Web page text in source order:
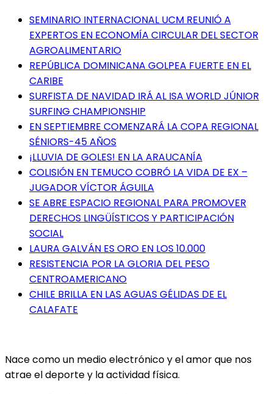
SEMINARIO INTERNACIONAL UCM REUNIÓ A
EXPERTOS EN ECONOMÍA CIRCULAR DEL SECTOR
AGROALIMENTARIO
REPÚBLICA DOMINICANA GOLPEA FUERTE EN EL
CARIBE
SURFISTA DE NAVIDAD IRÁ AL ISA WORLD JÚNIOR
SURFING CHAMPIONSHIP
EN SEPTIEMBRE COMENZARÁ LA COPA REGIONAL
SÉNIORS-45 AÑOS
¡LLUVIA DE GOLES! EN LA ARAUCANÍA
COLISIÓN EN TEMUCO COBRÓ LA VIDA DE EX –
JUGADOR VÍCTOR ÁGUILA
SE ABRE ESPACIO REGIONAL PARA PROMOVER
DERECHOS LINGÜÍSTICOS Y PARTICIPACIÓN
SOCIAL
LAURA GALVÁN ES ORO EN LOS 10.000
RESISTENCIA POR LA GLORIA DEL PESO
CENTROAMERICANO
CHILE BRILLA EN LAS AGUAS GÉLIDAS DE EL
CALAFATE
Nace como un medio electrónico y el amor que nos
atrae el deporte y la actividad física.